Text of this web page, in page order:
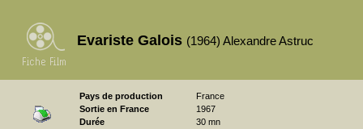
Evariste Galois (1964) Alexandre Astruc
Pays de production
France
Sortie en France
1967
Durée
30 mn